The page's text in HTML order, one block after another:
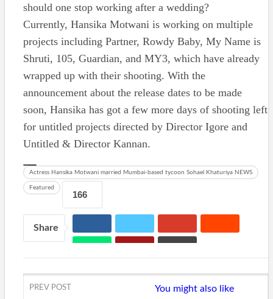
should one stop working after a wedding?
Currently, Hansika Motwani is working on multiple
projects including Partner, Rowdy Baby, My Name is
Shruti, 105, Guardian, and MY3, which have already
wrapped up with their shooting. With the
announcement about the release dates to be made
soon, Hansika has got a few more days of shooting left
for untitled projects directed by Director Igore and
Untitled & Director Kannan.
Actress Hansika Motwani married Mumbai-based tycoon Sohael Khaturiya NEWS
Featured
166
Share
PREV POST You might also like